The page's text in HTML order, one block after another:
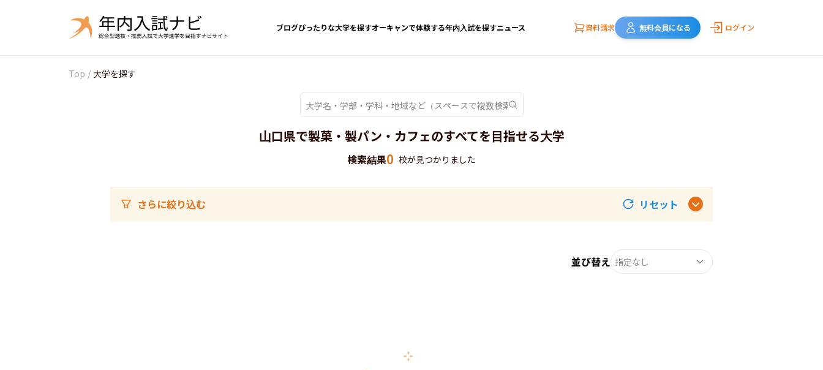
ブログぴったりな大学を探すオーキャンで体験する年内入試を探すニュース 資料請求 無料会員になる ログイン
Top / 大学を探す
山口県で製菓・製パン・カフェのすべてを目指せる大学
検索結果0 校が見つかりました
さらに絞り込む リセット
並び替え 指定なし